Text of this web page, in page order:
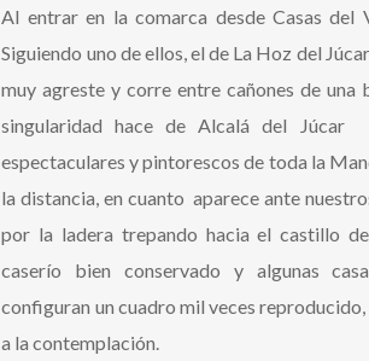
Al entrar en la comarca desde Casas del
Siguiendo uno de ellos, el de La Hoz del
muy agreste y corre entre cañones de una
singularidad hace de Alcalá del Júcar
espectaculares y pintorescos de toda la
la distancia, en cuanto aparece ante
por la ladera trepando hacia el castillo
caserío bien conservado y algunas
configuran un cuadro mil veces
a la contemplación.